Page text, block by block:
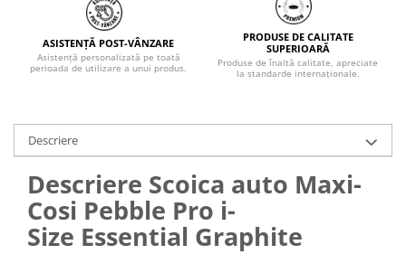
ASISTENȚĂ POST-VÂNZARE
Asistență personalizată pe toată
perioada de utilizare a unui produs.
PRODUSE DE CALITATE
SUPERIOARĂ
Produse de înaltă calitate, apreciate
la standarde internaționale.
Descriere
Descriere Scoica auto Maxi-
Cosi Pebble Pro i-
Size Essential Graphite